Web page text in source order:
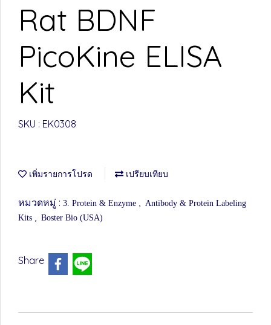
Rat BDNF
PicoKine ELISA
Kit
SKU : EK0308
เพิ่มรายการโปรด เปรียบเทียบ
หมวดหมู่ : 3. Protein & Enzyme , Antibody & Protein Labeling
Kits , Boster Bio (USA)
Share